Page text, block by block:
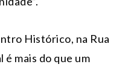
Histórico, na Rua
é mais do que um